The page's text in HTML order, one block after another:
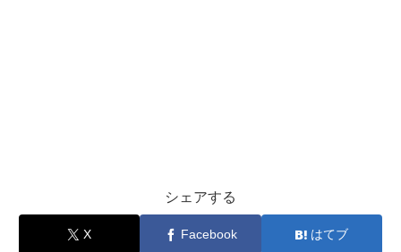
シェアする
X Facebook はてブ